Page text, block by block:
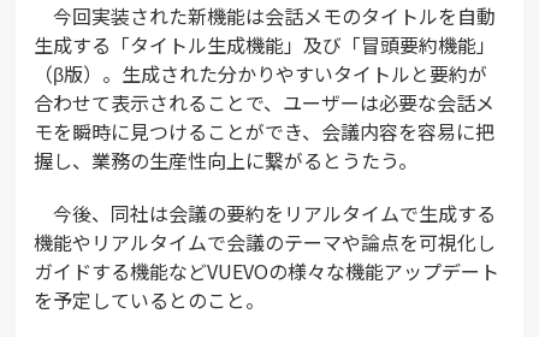
今回実装された新機能は会話メモのタイトルを自動
生成する「タイトル生成機能」及び「冒頭要約機能」
（β版）。生成された分かりやすいタイトルと要約が
合わせて表示されることで、ユーザーは必要な会話メ
モを瞬時に見つけることができ、会議内容を容易に把
握し、業務の生産性向上に繋がるとうたう。
今後、同社は会議の要約をリアルタイムで生成する
機能やリアルタイムで会議のテーマや論点を可視化し
ガイドする機能などVUEVOの様々な機能アップデート
を予定しているとのこと。